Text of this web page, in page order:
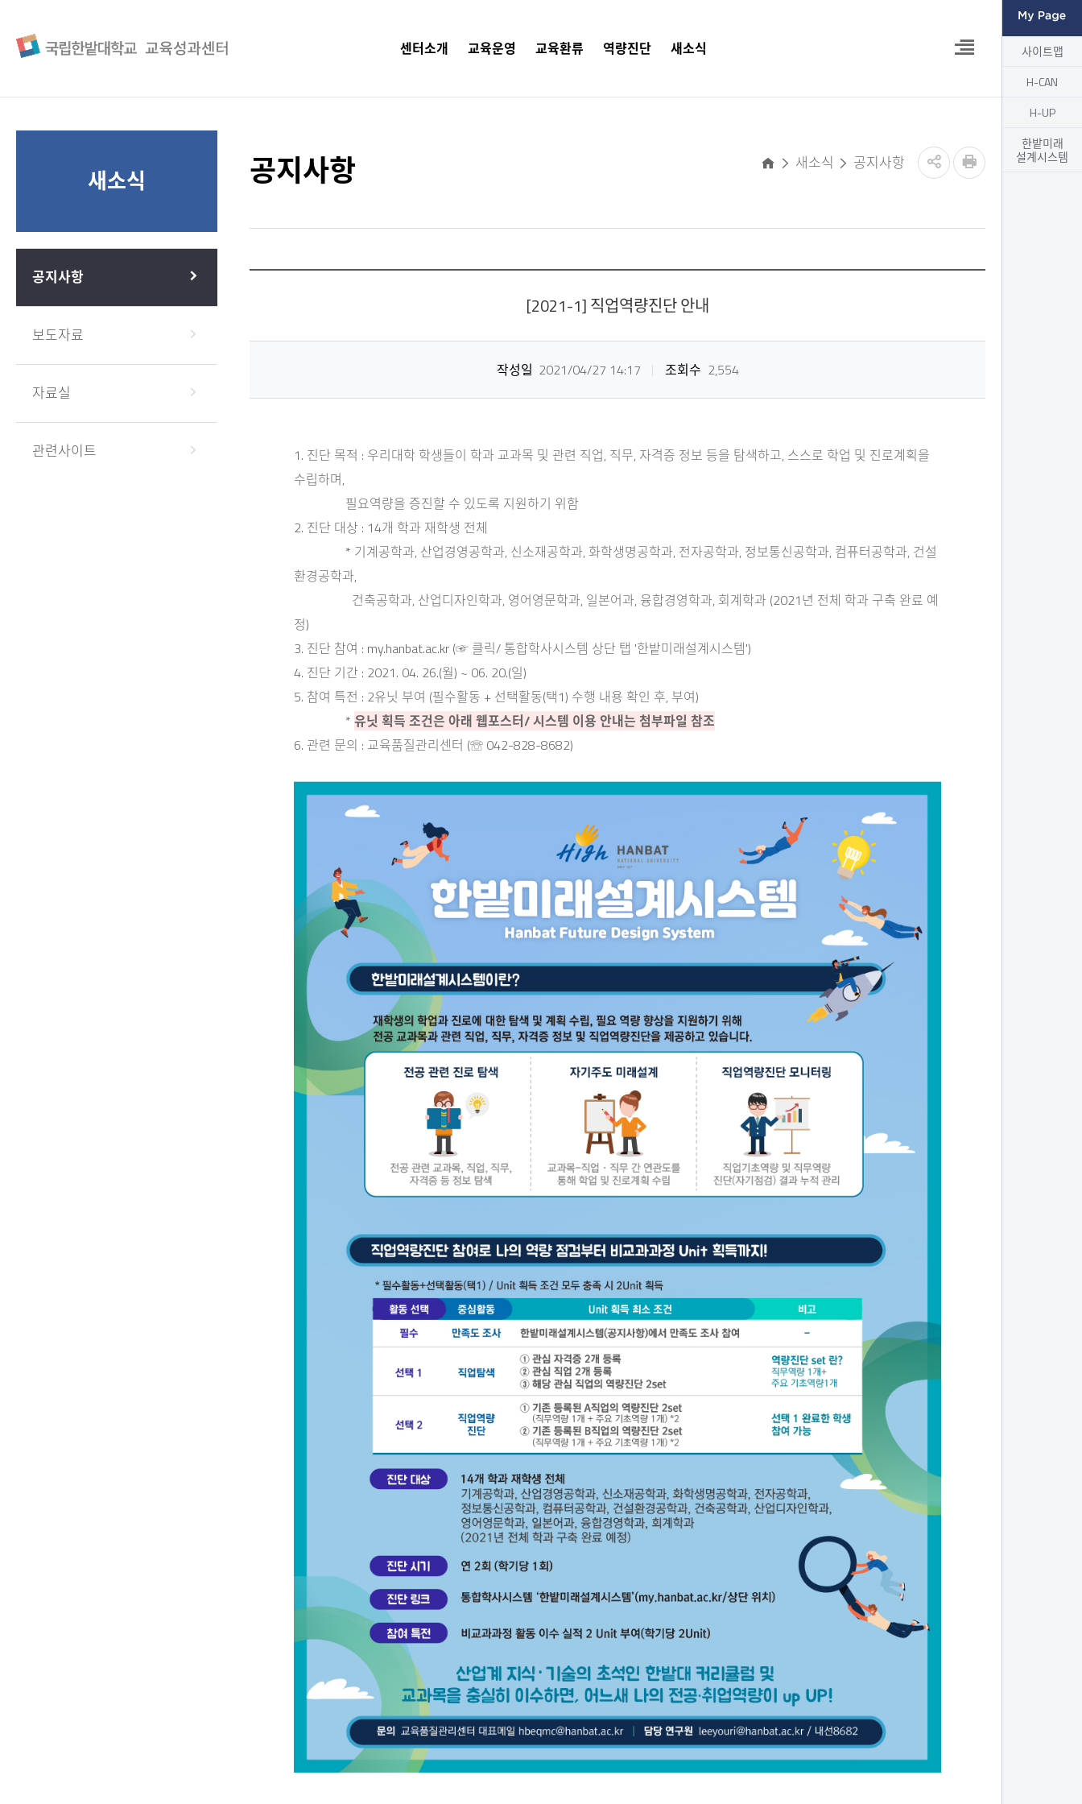
사이트맵
H-CAN
H-UP
한밭미래
설계시스템
센터소개 교육운영 교육환류 역량진단 새소식
새소식
공지사항
보도자료
자료실
관련사이트
공지사항 새소식 공지사항
[2021-1] 직업역량진단 안내
작성일 2021/04/27 14:17 조회수 2,554
1. 진단 목적 : 우리대학 학생들이 학과 교과목 및 관련 직업, 직무, 자격증 정보 등을 탐색하고, 스스로 학업 및 진로계획을
수립하며,
필요역량을 증진할 수 있도록 지원하기 위함
2. 진단 대상 : 14개 학과 재학생 전체
* 기계공학과, 산업경영공학과, 신소재공학과, 화학생명공학과, 전자공학과, 정보통신공학과, 컴퓨터공학과, 건설
환경공학과,
건축공학과, 산업디자인학과, 영어영문학과, 일본어과, 융합경영학과, 회계학과 (2021년 전체 학과 구축 완료 예
정)
3. 진단 참여 : my.hanbat.ac.kr (☞ 클릭/ 통합학사시스템 상단 탭 '한밭미래설계시스템')
4. 진단 기간 : 2021. 04. 26.(월) ~ 06. 20.(일)
5. 참여 특전 : 2유닛 부여 (필수활동 + 선택활동(택1) 수행 내용 확인 후, 부여)
* 유닛 획득 조건은 아래 웹포스터/ 시스템 이용 안내는 첨부파일 참조
6. 관련 문의 : 교육품질관리센터 (☏ 042-828-8682)